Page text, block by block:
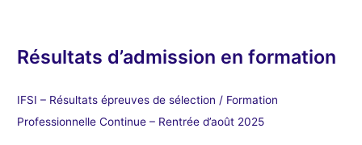
Résultats d’admission en formation
IFSI – Résultats épreuves de sélection / Formation
Professionnelle Continue – Rentrée d’août 2025